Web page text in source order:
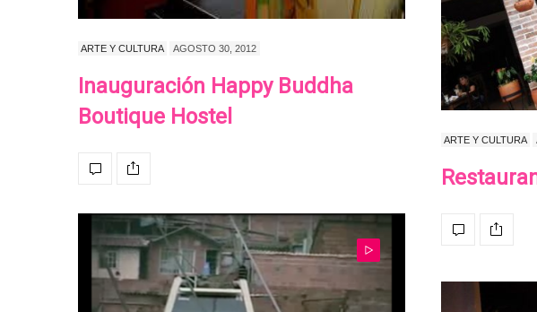
ARTE Y CULTURA AGOSTO 30, 2012
Inauguración Happy Buddha
Boutique Hostel
ARTE Y CULTURA